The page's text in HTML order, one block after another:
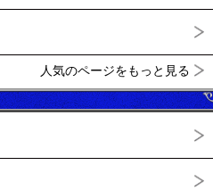
人気のページをもっと見る